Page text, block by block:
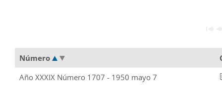
Número
Año XXXIX Número 1707 - 1950 mayo 7